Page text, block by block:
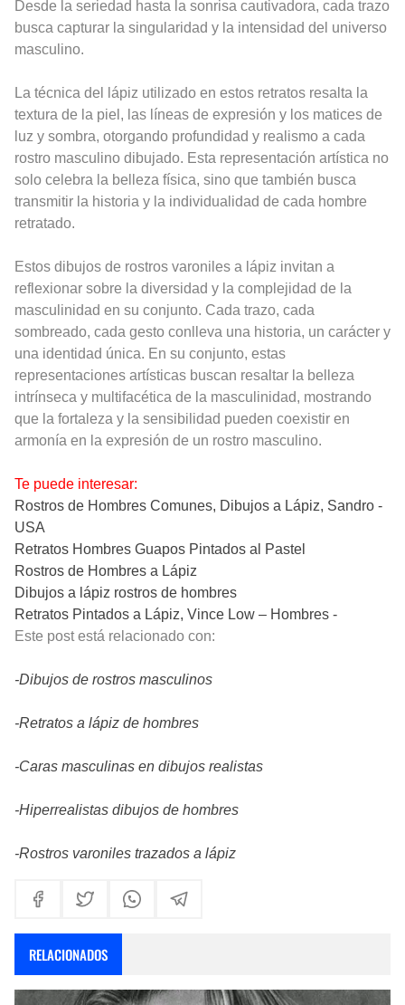
Desde la seriedad hasta la sonrisa cautivadora, cada trazo
busca capturar la singularidad y la intensidad del universo
masculino.
La técnica del lápiz utilizado en estos retratos resalta la
textura de la piel, las líneas de expresión y los matices de
luz y sombra, otorgando profundidad y realismo a cada
rostro masculino dibujado. Esta representación artística no
solo celebra la belleza física, sino que también busca
transmitir la historia y la individualidad de cada hombre
retratado.
Estos dibujos de rostros varoniles a lápiz invitan a
reflexionar sobre la diversidad y la complejidad de la
masculinidad en su conjunto. Cada trazo, cada
sombreado, cada gesto conlleva una historia, un carácter y
una identidad única. En su conjunto, estas
representaciones artísticas buscan resaltar la belleza
intrínseca y multifacética de la masculinidad, mostrando
que la fortaleza y la sensibilidad pueden coexistir en
armonía en la expresión de un rostro masculino.
Te puede interesar:
Rostros de Hombres Comunes, Dibujos a Lápiz, Sandro -
USA
Retratos Hombres Guapos Pintados al Pastel
Rostros de Hombres a Lápiz
Dibujos a lápiz rostros de hombres
Retratos Pintados a Lápiz, Vince Low – Hombres -
Este post está relacionado con:
-Dibujos de rostros masculinos
-Retratos a lápiz de hombres
-Caras masculinas en dibujos realistas
-Hiperrealistas dibujos de hombres
-Rostros varoniles trazados a lápiz
RELACIONADOS